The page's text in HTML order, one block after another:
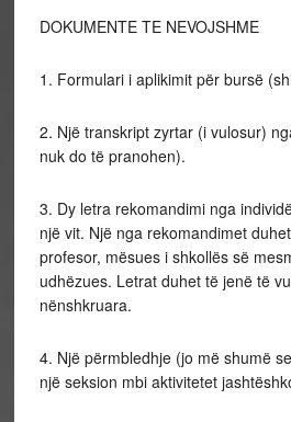
DOKUMENTE TE NEVOJSHME
1. Formulari i aplikimit për bursë
2. Një transkript zyrtar (i vulosur)
nuk do të pranohen).
3. Dy letra rekomandimi nga
një vit. Një nga rekomandimet
profesor, mësues i shkollës së
udhëzues. Letrat duhet të jenë të
nënshkruara.
4. Një përmbledhje (jo më shumë
një seksion mbi aktivitetet